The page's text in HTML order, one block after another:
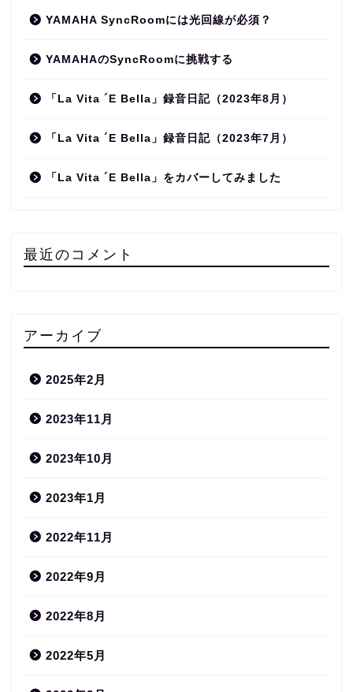
YAMAHA SyncRoomには光回線が必須？
YAMAHAのSyncRoomに挑戦する
「La Vita ´E Bella」録音日記（2023年8月）
「La Vita ´E Bella」録音日記（2023年7月）
「La Vita ´E Bella」をカバーしてみました
最近のコメント
アーカイブ
2025年2月
2023年11月
2023年10月
2023年1月
2022年11月
2022年9月
2022年8月
2022年5月